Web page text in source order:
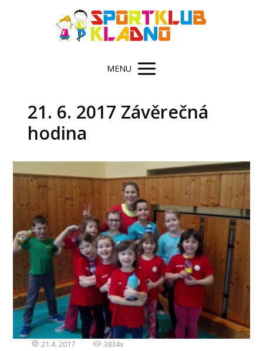
MENU
21. 6. 2017 Závěrečná
hodina
21.4. 2017 3834x